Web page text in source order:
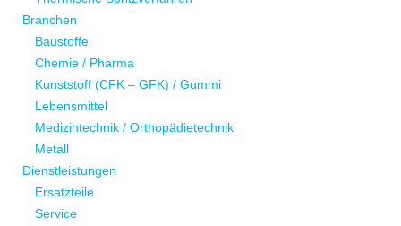
Branchen
Baustoffe
Chemie / Pharma
Kunststoff (CFK – GFK) / Gummi
Lebensmittel
Medizintechnik / Orthopädietechnik
Metall
Dienstleistungen
Ersatzteile
Service